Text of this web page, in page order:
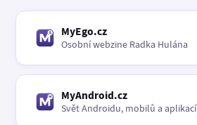
MyEgo.cz
Osobní webzine Radka Hulána
MyAndroid.cz
Svět Androidu, mobilů a aplikací